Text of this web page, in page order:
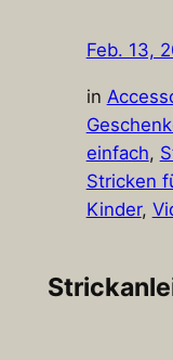
Feb. 13,
in
einfach,
Stricken
Kinder,